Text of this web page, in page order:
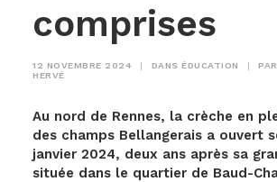
comprises
12 NOVEMBRE 2024 | DANS ÉDUCATION | PAR
HERVÉ
Au nord de Rennes, la crèche en
des champs Bellangerais a ouvert
janvier 2024, deux ans après sa
située dans le quartier de Baud-